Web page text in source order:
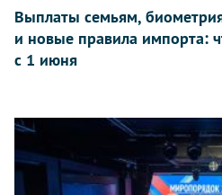
Выплаты семьям,
и новые правила импорта:
с 1 июня